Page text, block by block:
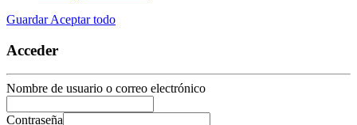
GuardarAceptar todo
Acceder
Nombre de usuario o correo electrónico
Contraseña